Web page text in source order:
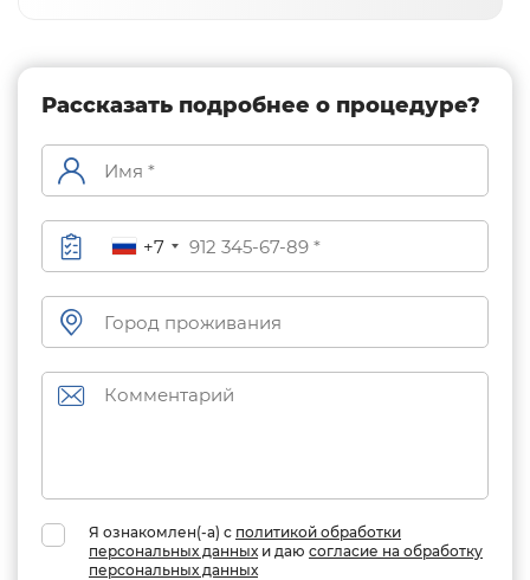
Рассказать подробнее о процедуре?
+7
Я ознакомлен(-а) с политикой обработки
персональных данных и даю согласие на обработку
персональных данных